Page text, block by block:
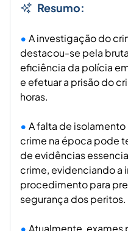
Resumo:
A investigação do
destacou-se pela
eficiência da polícia
e efetuar a prisão do
horas.
A falta de
crime na época pode
de evidências
crime, evidenciando a
procedimento para
segurança dos peritos.
Atualmente, exames